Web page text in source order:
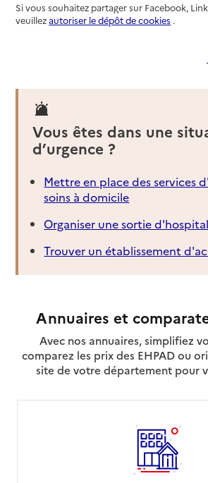
Si vous souhaitez partager sur Facebook,
veuillezautoriser le dépôt de cookies .
Vous êtes dans une
d’urgence ?
Mettre en place des services
soins à domicile
Organiser une sortie
Trouver un établissement
Annuaires et
Avec nos annuaires, simplifiez
comparez les prix des EHPAD ou
site de votre département pour